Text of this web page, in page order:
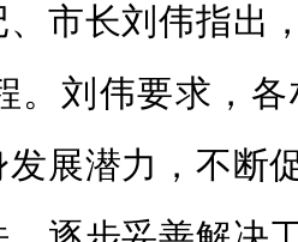
长刘伟指出，
。刘伟要求，
展潜力，不断